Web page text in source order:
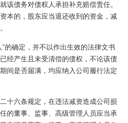
该债务对债权人承担补充赔偿责任。
本的，股东应当退还收到的资金，减
的确定，并不以作出生效的法律文书
经产生且未受清偿的债权，不论该债
间是否届满，均应纳入公司履行法定
十六条规定，在违法减资造成公司损
的董事、监事、高级管理人员应当承